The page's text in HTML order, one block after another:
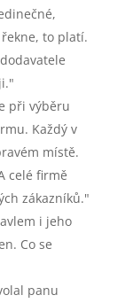
to platí.
při výběru
Každý v
místě.
celé firmě
zákazníků."
i jeho
Co se
panu